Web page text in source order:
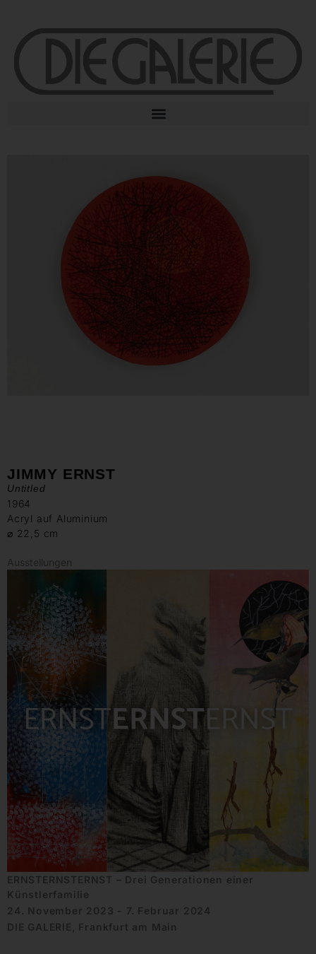
JIMMY ERNST
Untitled
1964
Acryl auf Aluminium
⌀ 22,5 cm
Ausstellungen
ERNSTERNSTERNST – Drei Generationen einer
Künstlerfamilie
24. November 2023 - 7. Februar 2024
DIE GALERIE, Frankfurt am Main